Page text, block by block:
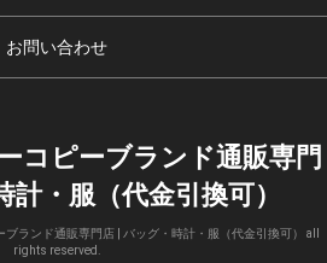
お問い合わせ
コピーブランド通販専門
計・服（代金引換可）
ランド通販専門店 | バッグ・時計・服（代金引換可） all
rights reserved.